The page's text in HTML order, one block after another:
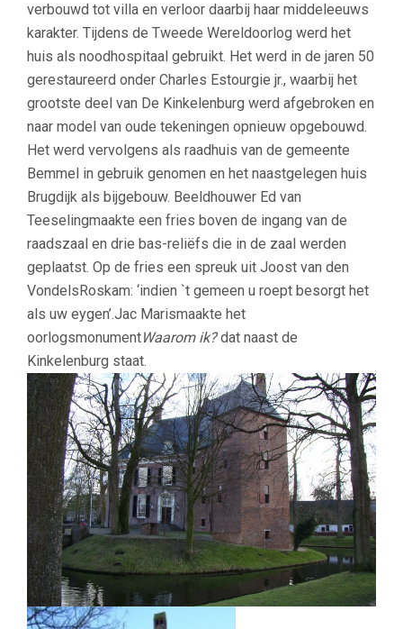
verbouwd tot villa en verloor daarbij haar middeleeuws
karakter. Tijdens de Tweede Wereldoorlog werd het
huis als noodhospitaal gebruikt. Het werd in de jaren 50
gerestaureerd onder Charles Estourgie jr., waarbij het
grootste deel van De Kinkelenburg werd afgebroken en
naar model van oude tekeningen opnieuw opgebouwd.
Het werd vervolgens als raadhuis van de gemeente
Bemmel in gebruik genomen en het naastgelegen huis
Brugdijk als bijgebouw. Beeldhouwer Ed van
Teeselingmaakte een fries boven de ingang van de
raadszaal en drie bas-reliëfs die in de zaal werden
geplaatst. Op de fries een spreuk uit Joost van den
VondelsRoskam: ‘indien `t gemeen u roept besorgt het
als uw eygen’.Jac Marismaakte het
oorlogsmonumentWaarom ik?dat naast de
Kinkelenburg staat.